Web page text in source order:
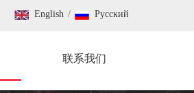
English / Pусский
联系我们